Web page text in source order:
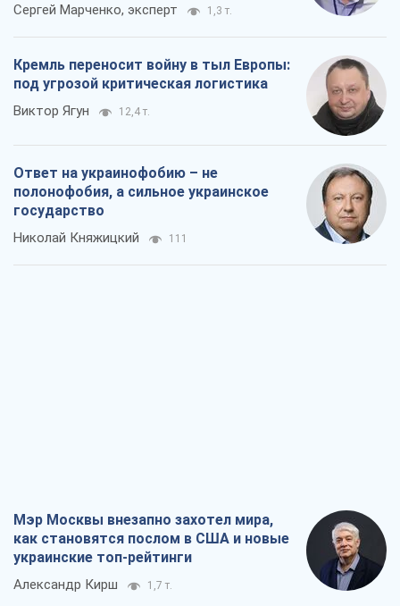
Сергей Марченко, эксперт 1,3 т.
Кремль переносит войну в тыл Европы:
под угрозой критическая логистика
Виктор Ягун 12,4 т.
Ответ на украинофобию – не
полонофобия, а сильное украинское
государство
Николай Княжицкий 111
Мэр Москвы внезапно захотел мира,
как становятся послом в США и новые
украинские топ-рейтинги
Александр Кирш 1,7 т.